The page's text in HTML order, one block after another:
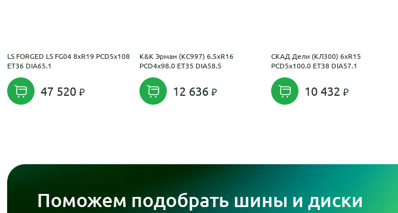
LS FORGED LS FG04 8xR19 PCD5x108
ET36 DIA65.1
47 520
K&K Эрман (КС997) 6.5xR16
PCD4x98.0 ET35 DIA58.5
12 636
СКАД Дели (КЛ300) 6xR15
PCD5x100.0 ET38 DIA57.1
10 432
Поможем подобрать шины и диски